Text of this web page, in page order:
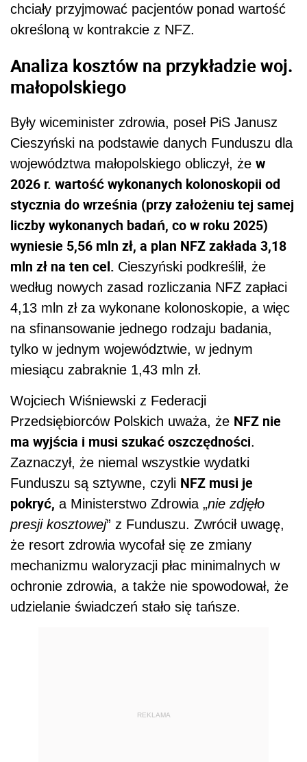
chciały przyjmować pacjentów ponad wartość
określoną w kontrakcie z NFZ.
Analiza kosztów na przykładzie woj.
małopolskiego
Były wiceminister zdrowia, poseł PiS Janusz
Cieszyński na podstawie danych Funduszu dla
województwa małopolskiego obliczył, że w
2026 r. wartość wykonanych kolonoskopii od
stycznia do września (przy założeniu tej samej
liczby wykonanych badań, co w roku 2025)
wyniesie 5,56 mln zł, a plan NFZ zakłada 3,18
mln zł na ten cel. Cieszyński podkreślił, że
według nowych zasad rozliczania NFZ zapłaci
4,13 mln zł za wykonane kolonoskopie, a więc
na sfinansowanie jednego rodzaju badania,
tylko w jednym województwie, w jednym
miesiącu zabraknie 1,43 mln zł.
Wojciech Wiśniewski z Federacji
Przedsiębiorców Polskich uważa, że NFZ nie
ma wyjścia i musi szukać oszczędności.
Zaznaczył, że niemal wszystkie wydatki
Funduszu są sztywne, czyli NFZ musi je
pokryć, a Ministerstwo Zdrowia „nie zdjęło
presji kosztowej” z Funduszu. Zwrócił uwagę,
że resort zdrowia wycofał się ze zmiany
mechanizmu waloryzacji płac minimalnych w
ochronie zdrowia, a także nie spowodował, że
udzielanie świadczeń stało się tańsze.
REKLAMA